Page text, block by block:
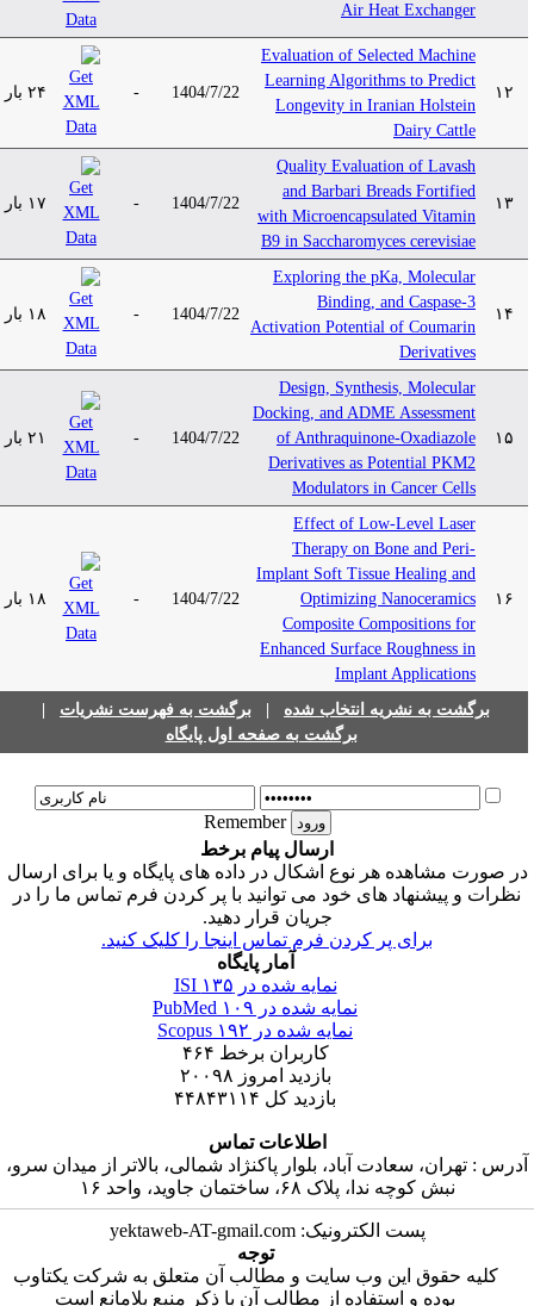
Air Heat Exchanger
۱۲
Evaluation of Selected Machine
Learning Algorithms to Predict
Longevity in Iranian Holstein
Dairy Cattle
1404/7/22 ۲۴ بار
۱۳
Quality Evaluation of Lavash
and Barbari Breads Fortified
with Microencapsulated Vitamin
B9 in Saccharomyces cerevisiae
1404/7/22 ۱۷ بار
۱۴
Exploring the pKa, Molecular
Binding, and Caspase-3
Activation Potential of Coumarin
Derivatives
1404/7/22 ۱۸ بار
۱۵
Design, Synthesis, Molecular
Docking, and ADME Assessment
of Anthraquinone-Oxadiazole
Derivatives as Potential PKM2
Modulators in Cancer Cells
1404/7/22 ۲۱ بار
۱۶
Effect of Low-Level Laser
Therapy on Bone and Peri-
Implant Soft Tissue Healing and
Optimizing Nanoceramics
Composite Compositions for
Enhanced Surface Roughness in
Implant Applications
1404/7/22 ۱۸ بار
برگشت به نشریه انتخاب شده| برگشت به فهرست نشریات|
برگشت به صفحه اول پایگاه
Remember
ارسال پیام برخط
صورت مشاهده هر نوع اشکال در داده های پایگاه و یا برای ارسال
نظرات و پیشنهاد های خود می توانید با پر کردن فرم تماس ما را در
جریان قرار دهید.
برای پر کردن فرم تماس اینجا را کلیک کنید.
آمار پایگاه
نمایه شده در ISI۱۳۵
نمایه شده در PubMed۱۰۹
نمایه شده در Scopus۱۹۲
کاربران برخط۴۶۴
بازدید امروز۲۰۰۹۸
بازدید کل ۴۴۸۴۳۱۱۴
اطلاعات تماس
: تهران، سعادت آباد، بلوار پاکنژاد شمالی، بالاتر از میدان سرو،
نبش کوچه ندا، پلاک ۶۸، ساختمان جاوید، واحد ۱۶
پست الکترونیک: yektaweb-AT-gmail.com
توجه
کلیه حقوق این وب سایت و مطالب آن متعلق به شرکت یکتاوب
بوده و استفاده از مطالب آن با ذکر منبع بلامانع است